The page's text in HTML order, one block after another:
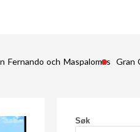
Fernando och Maspalomas Gran
Søk